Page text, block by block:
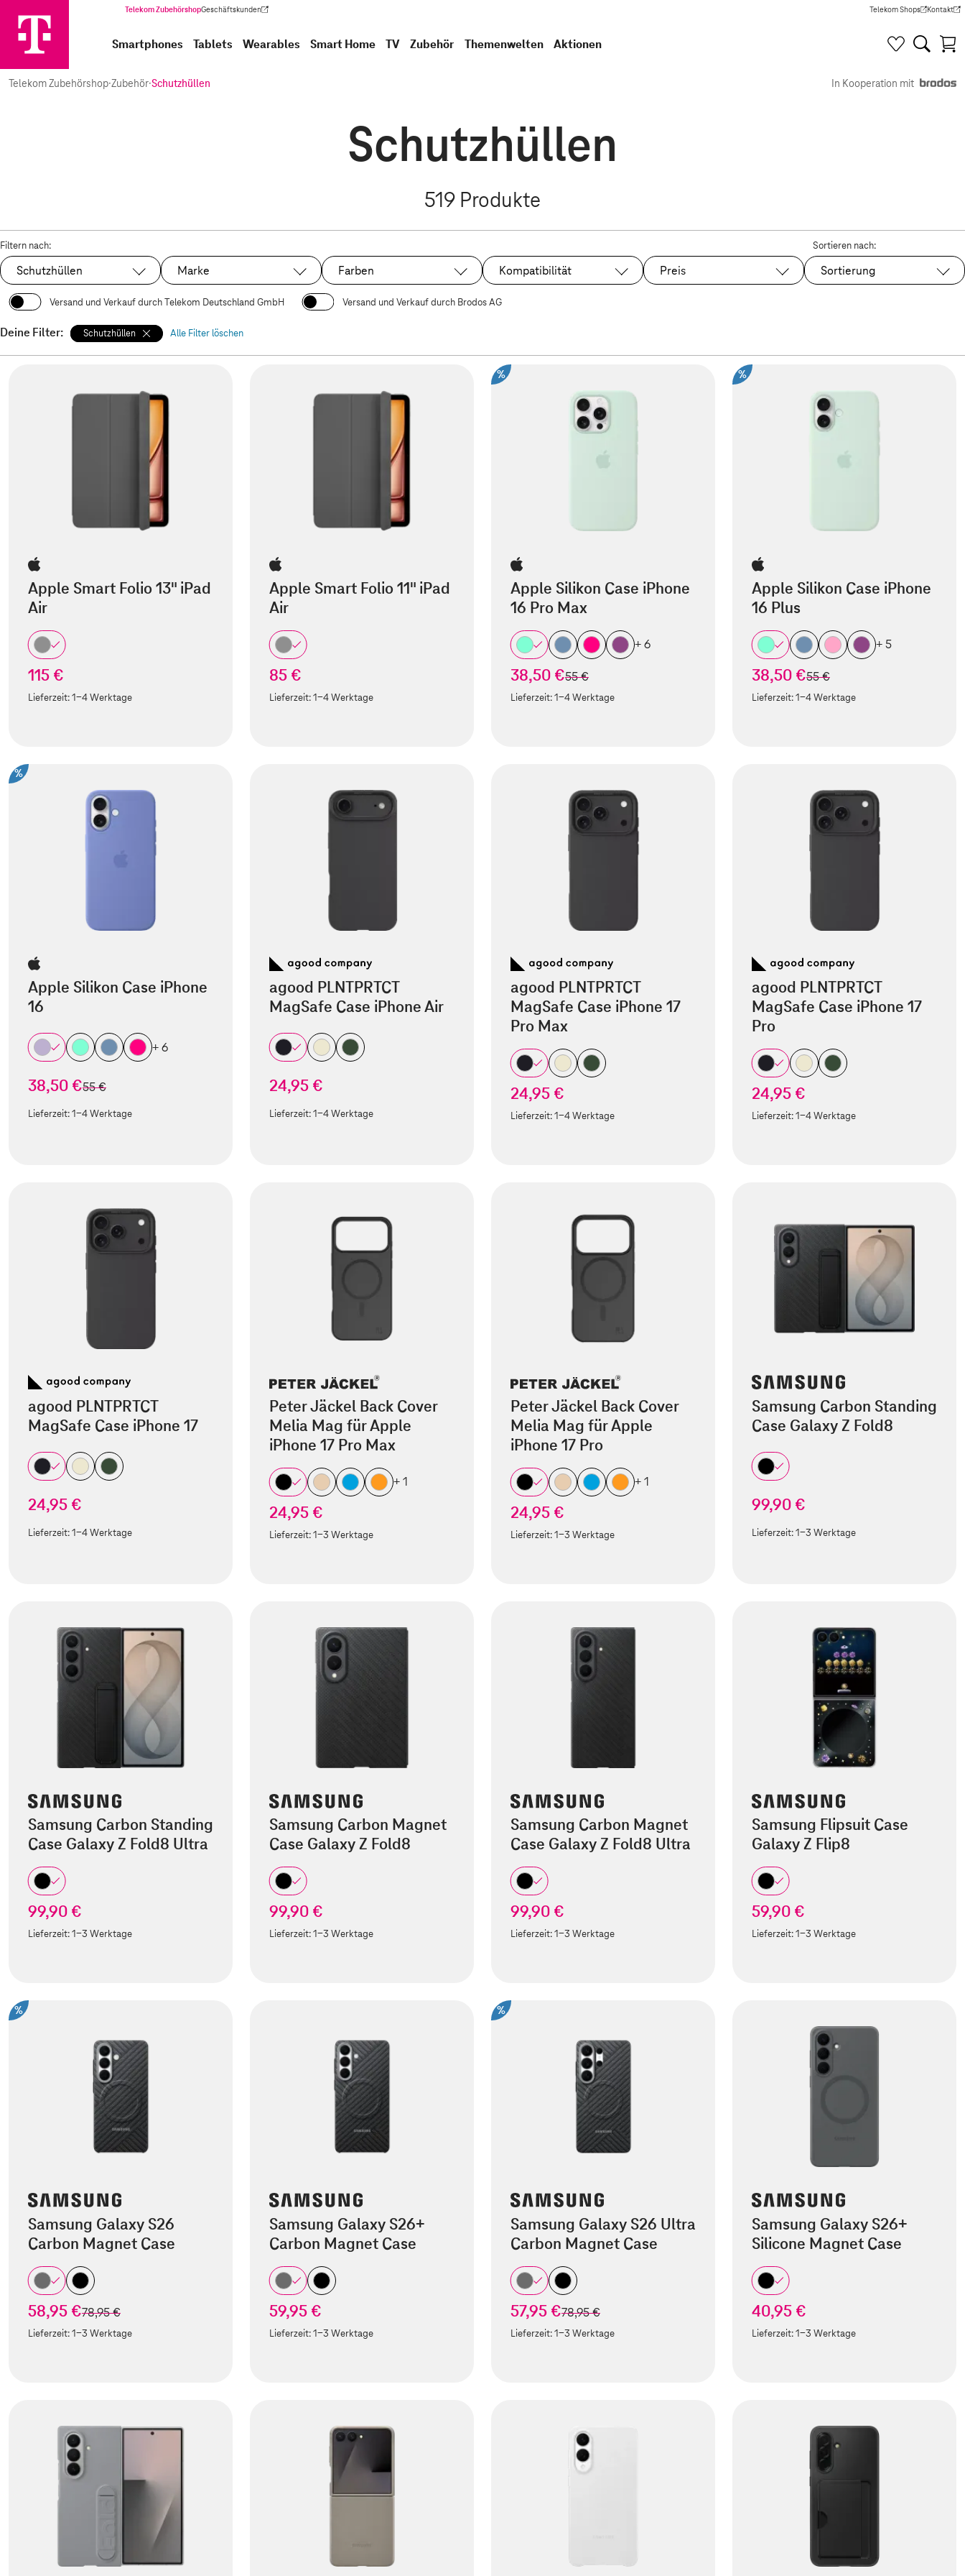
Telekom ZubehörshopGeschäftskunden
(Wird in einem neuen Tab geöffnet) Telekom Shops
(Wird in einem neuen Tab
Kontakt
(Wird in
Smartphones Tablets Wearables Smart Home TV Zubehör Themenwelten Aktionen
Telekom Zubehörshop·Zubehör·Schutzhüllen In Kooperation mit
Schutzhüllen
519 Produkte
Filtern nach:
Ausgewählt:
Schutzhüllen Marke Farben Kompatibilität Preis
Sortieren nach:
Sortierung
Versand und Verkauf durch Telekom Deutschland GmbH Versand und Verkauf durch Brodos AG
Deine Filter: Schutzhüllen Alle Filter löschen
Apple Smart Folio 13" iPad
Air
115 €
Lieferzeit:1-4 Werktage
Apple Smart Folio 11" iPad
Air
85 €
Lieferzeit:1-4 Werktage
%
Apple Silikon Case iPhone
16 Pro Max
+ 6
38,50 €statt
55 €
Lieferzeit:1-4 Werktage
%
Apple Silikon Case iPhone
16 Plus
+ 5
38,50 €statt
55 €
Lieferzeit:1-4 Werktage
%
Apple Silikon Case iPhone
16
+ 6
38,50 €statt
55 €
Lieferzeit:1-4 Werktage
agood PLNTPRTCT
MagSafe Case iPhone Air
24,95 €
Lieferzeit:1-4 Werktage
agood PLNTPRTCT
MagSafe Case iPhone 17
Pro Max
24,95 €
Lieferzeit:1-4 Werktage
agood PLNTPRTCT
MagSafe Case iPhone 17
Pro
24,95 €
Lieferzeit:1-4 Werktage
agood PLNTPRTCT
MagSafe Case iPhone 17
24,95 €
Lieferzeit:1-4 Werktage
Peter Jäckel Back Cover
Melia Mag für Apple
iPhone 17 Pro Max
+ 1
24,95 €
Lieferzeit:1-3 Werktage
Peter Jäckel Back Cover
Melia Mag für Apple
iPhone 17 Pro
+ 1
24,95 €
Lieferzeit:1-3 Werktage
Samsung Carbon Standing
Case Galaxy Z Fold8
99,90 €
Lieferzeit:1-3 Werktage
Samsung Carbon Standing
Case Galaxy Z Fold8 Ultra
99,90 €
Lieferzeit:1-3 Werktage
Samsung Carbon Magnet
Case Galaxy Z Fold8
99,90 €
Lieferzeit:1-3 Werktage
Samsung Carbon Magnet
Case Galaxy Z Fold8 Ultra
99,90 €
Lieferzeit:1-3 Werktage
Samsung Flipsuit Case
Galaxy Z Flip8
59,90 €
Lieferzeit:1-3 Werktage
%
Samsung Galaxy S26
Carbon Magnet Case
58,95 €statt
78,95 €
Lieferzeit:1-3 Werktage
Samsung Galaxy S26+
Carbon Magnet Case
59,95 €
Lieferzeit:1-3 Werktage
%
Samsung Galaxy S26 Ultra
Carbon Magnet Case
57,95 €statt
78,95 €
Lieferzeit:1-3 Werktage
Samsung Galaxy S26+
Silicone Magnet Case
40,95 €
Lieferzeit:1-3 Werktage